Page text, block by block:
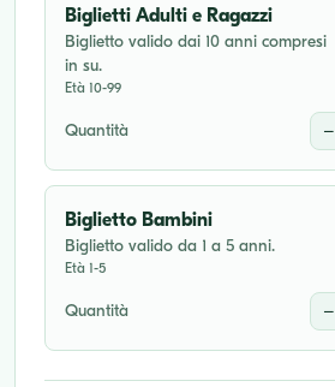
Biglietti Adulti e Ragazzi
Biglietto valido dai 10 anni compresi
in su.
Età 10-99
Quantità −
Biglietto Bambini
Biglietto valido da 1 a 5 anni.
Età 1-5
Quantità −